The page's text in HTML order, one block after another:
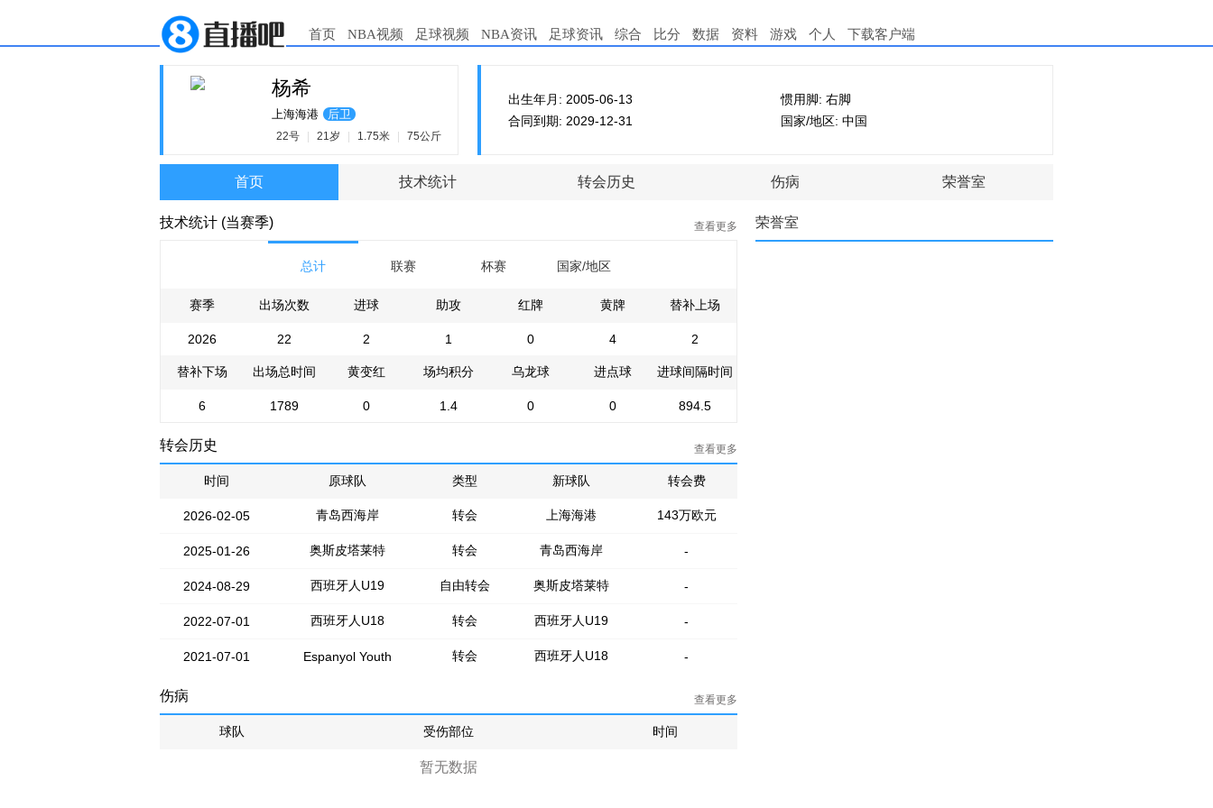
首页 NBA视频 足球视频 NBA资讯 足球资讯 综合 比分 数据 资料 游戏 个人 下载客户端
杨希
上海海港 后卫
22号 21岁 1.75米 75公斤
出生年月: 2005-06-13
合同到期: 2029-12-31
惯用脚: 右脚
国家/地区: 中国
首页 技术统计 转会历史 伤病 荣誉室
技术统计 (当赛季) 查看更多
总计 联赛 杯赛 国家/地区
赛季 出场次数 进球 助攻 红牌 黄牌 替补上场
2026 22 2 1 0 4 2
替补下场 出场总时间 黄变红 场均积分 乌龙球 进点球 进球间隔时间
6 1789 0 1.4 0 0 894.5
转会历史 查看更多
时间 原球队 类型 新球队 转会费
2026-02-05 青岛西海岸 转会 上海海港 143万欧元
2025-01-26 奥斯皮塔莱特 转会 青岛西海岸 -
2024-08-29 西班牙人U19 自由转会 奥斯皮塔莱特 -
2022-07-01 西班牙人U18 转会 西班牙人U19 -
2021-07-01 Espanyol Youth 转会 西班牙人U18 -
伤病 查看更多
球队 受伤部位 时间
暂无数据
荣誉室